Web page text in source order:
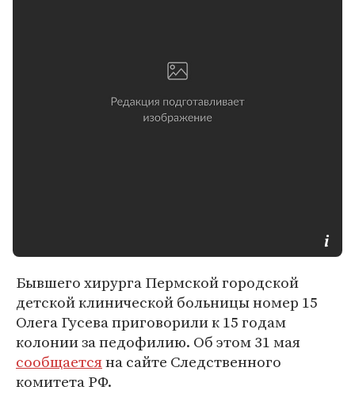
Бывшего хирурга Пермской городской
детской клинической больницы номер 15
Олега Гусева приговорили к 15 годам
колонии за педофилию. Об этом 31 мая
сообщаетсяна сайте Следственного
комитета РФ.